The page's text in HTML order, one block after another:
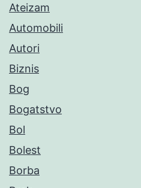
Ateizam
Automobili
Autori
Biznis
Bog
Bogatstvo
Bol
Bolest
Borba